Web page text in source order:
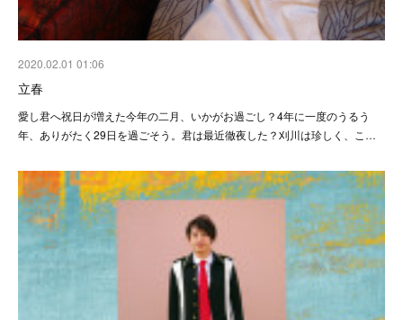
2020.02.01 01:06
立春
愛し君へ祝日が増えた今年の二月、いかがお過ごし？4年に一度のうるう
年、ありがたく29日を過ごそう。君は最近徹夜した？刈川は珍しく、こ…